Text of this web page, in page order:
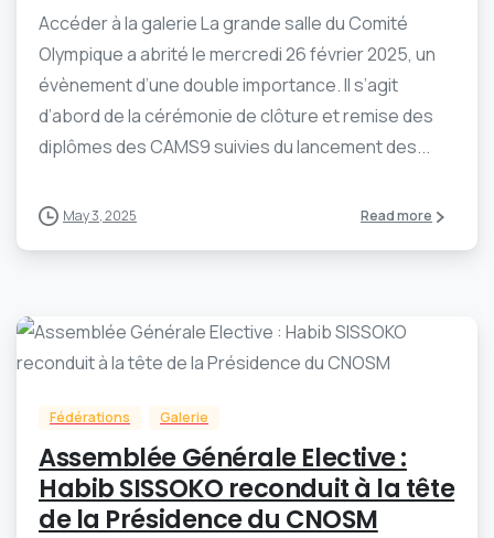
Accéder à la galerie La grande salle du Comité
Olympique a abrité le mercredi 26 février 2025, un
évènement d’une double importance. Il s’agit
d’abord de la cérémonie de clôture et remise des
diplômes des CAMS9 suivies du lancement des...
May 3, 2025 Read more
0
Fédérations Galerie
Assemblée Générale Elective :
Habib SISSOKO reconduit à la tête
de la Présidence du CNOSM